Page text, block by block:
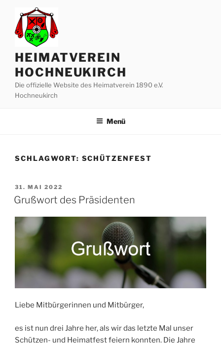
springen
HEIMATVEREIN
HOCHNEUKIRCH
Die offizielle Website des Heimatverein 1890 e.V.
Hochneukirch
Menü
SCHLAGWORT: SCHÜTZENFEST
VERÖFFENTLICHT
AM
31. MAI 2022
Grußwort des Präsidenten
Liebe Mitbürgerinnen und Mitbürger,
es ist nun drei Jahre her, als wir das letzte Mal unser
Schützen- und Heimatfest feiern konnten. Die Jahre